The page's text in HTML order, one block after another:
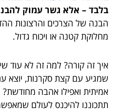
בלבד – אלא גשר עמוק
הבנה של הצרכים והרצונות
מחלוקת קטנה או ויכוח גדול.
איך זה קורה? למה זה לא עוד
שמגיע עם קצת סקרנות, יוצא
אמיתית ואפילו אהבה מחודשת?
תתכוננו להיכנס לעולם